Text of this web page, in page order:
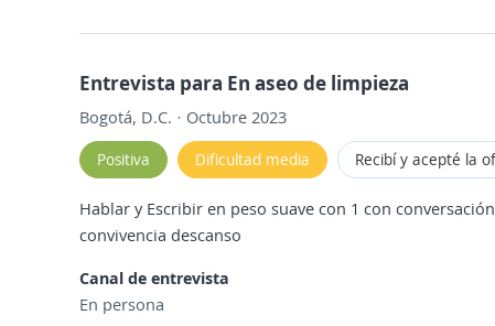
Entrevista para En aseo de limpieza
Bogotá, D.C. · Octubre 2023
Positiva Dificultad media Recibí y acepté la
Hablar y Escribir en peso suave con 1 con
convivencia descanso
Canal de entrevista
En persona